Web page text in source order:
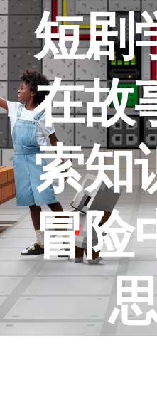
短剧
在故
索知
冒险